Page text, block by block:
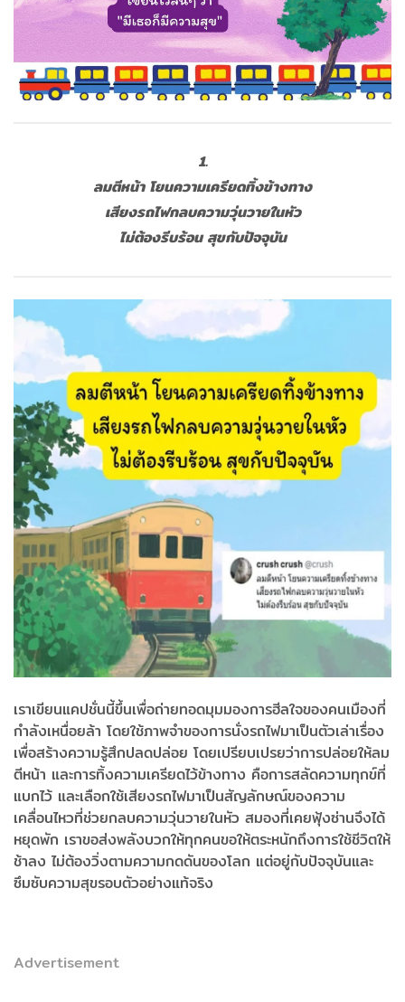
1.
ลมตีหน้า โยนความเครียดทิ้งข้างทาง
เสียงรถไฟกลบความวุ่นวายในหัว
ไม่ต้องรีบร้อน สุขกับปัจจุบัน
เราเขียนแคปชั่นนี้ขึ้นเพื่อถ่ายทอดมุมมองการฮีลใจของคนเมืองที่
กำลังเหนื่อยล้า โดยใช้ภาพจำของการนั่งรถไฟมาเป็นตัวเล่าเรื่อง
เพื่อสร้างความรู้สึกปลดปล่อย โดยเปรียบเปรยว่าการปล่อยให้ลม
ตีหน้า และการทิ้งความเครียดไว้ข้างทาง คือการสลัดความทุกข์ที่
แบกไว้ และเลือกใช้เสียงรถไฟมาเป็นสัญลักษณ์ของความ
เคลื่อนไหวที่ช่วยกลบความวุ่นวายในหัว สมองที่เคยฟุ้งซ่านจึงได้
หยุดพัก เราขอส่งพลังบวกให้ทุกคนขอให้ตระหนักถึงการใช้ชีวิตให้
ช้าลง ไม่ต้องวิ่งตามความกดดันของโลก แต่อยู่กับปัจจุบันและ
ซึมซับความสุขรอบตัวอย่างแท้จริง
Advertisement